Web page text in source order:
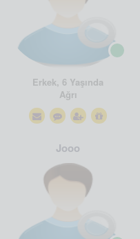
Erkek, 6 Yaşında
Ağrı
Jooo